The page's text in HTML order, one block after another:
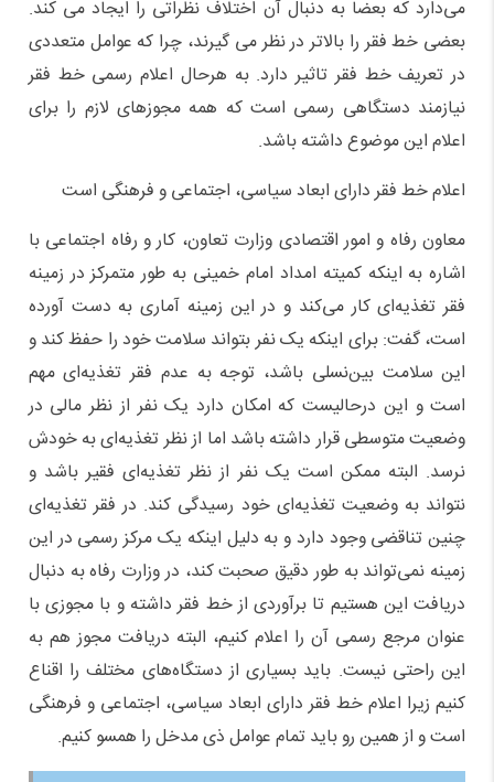
می‌دارد که بعضا به دنبال آن اختلاف نظراتی را ایجاد می کند.
بعضی خط فقر را بالاتر در نظر می گیرند، چرا که عوامل متعددی
در تعریف خط فقر تاثیر دارد. به هرحال اعلام رسمی خط فقر
نیازمند دستگاهی رسمی است که همه مجوزهای لازم را برای
اعلام این موضوع داشته باشد.
اعلام خط فقر دارای ابعاد سیاسی، اجتماعی و فرهنگی است
معاون رفاه و امور اقتصادی وزارت تعاون، کار و رفاه اجتماعی با
اشاره به اینکه کمیته امداد امام خمینی به طور متمرکز در زمینه
فقر تغذیه‌ای کار می‌کند و در این زمینه آماری به دست آورده
است، گفت: برای اینکه یک نفر بتواند سلامت خود را حفظ کند و
این سلامت بین‌نسلی باشد، توجه به عدم فقر تغذیه‌ای مهم
است و این درحالیست که امکان دارد یک نفر از نظر مالی در
وضعیت متوسطی قرار داشته باشد اما از نظر تغذیه‌ای به خودش
نرسد. البته ممکن است یک نفر از نظر تغذیه‌ای فقیر باشد و
نتواند به وضعیت تغذیه‌ای خود رسیدگی کند. در فقر تغذیه‌ای
چنین تناقضی وجود دارد و به دلیل اینکه یک مرکز رسمی در این
زمینه نمی‌تواند به طور دقیق صحبت کند، در وزارت رفاه به دنبال
دریافت این هستیم تا برآوردی از خط فقر داشته و با مجوزی با
عنوان مرجع رسمی آن را اعلام کنیم، البته دریافت مجوز هم به
این راحتی نیست. باید بسیاری از دستگاه‌های مختلف را اقناع
کنیم زیرا اعلام خط فقر دارای ابعاد سیاسی، اجتماعی و فرهنگی
است و از همین رو باید تمام عوامل ذی مدخل را همسو کنیم.